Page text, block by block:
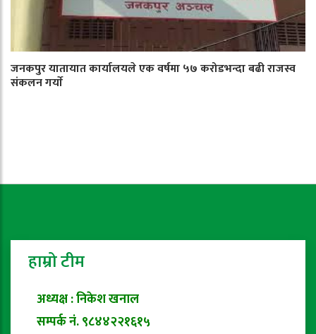
जनकपुर यातायात कार्यालयले एक वर्षमा ५७ करोडभन्दा बढी राजस्व
संकलन गर्याे
हाम्रो टीम
अध्यक्ष : निकेश खनाल
सम्पर्क नं. ९८४४२२१६१५